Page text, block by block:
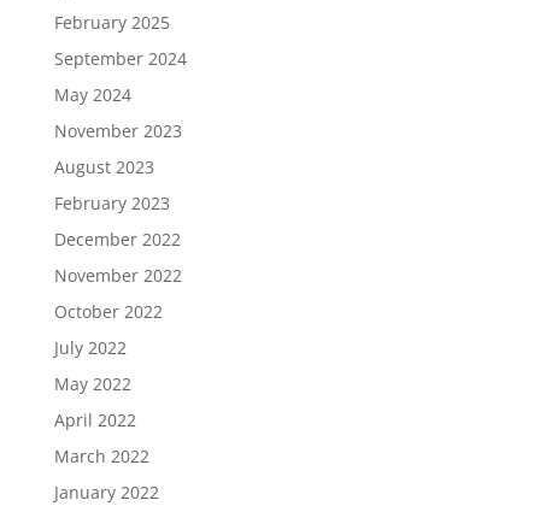
February 2025
September 2024
May 2024
November 2023
August 2023
February 2023
December 2022
November 2022
October 2022
July 2022
May 2022
April 2022
March 2022
January 2022